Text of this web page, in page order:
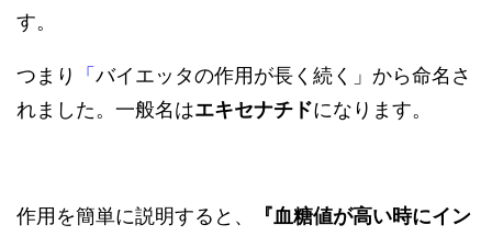
す。
つまり 「 バイエッタの作用が長く続く」から命名さ
れました。一般名はエキセナチドになります。
作用を簡単に説明すると、
『血糖値が高い時にイン